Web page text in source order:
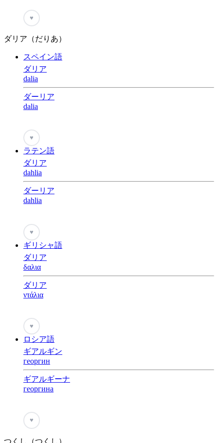
♥
ダリア（だりあ）
スペイン語
ダリア
dalia
ダーリア
dalia
♥
ラテン語
ダリア
dahlia
ダーリア
dahlia
♥
ギリシャ語
ダリア
δαλια
ダリア
ντάλια
♥
ロシア語
ギアルギン
георгин
ギアルギーナ
георгина
♥
つくし（つくし）